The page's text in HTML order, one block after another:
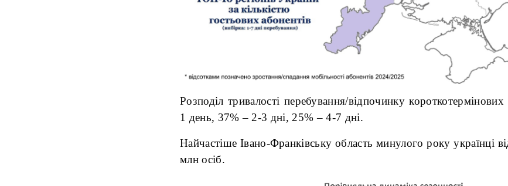
Розподіл тривалості перебування/відпочинку
1 день, 37% – 2-3 дні, 25% – 4-7 дні.
Найчастіше Івано-Франківську область минулого року українці
млн осіб.